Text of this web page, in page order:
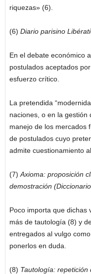
riquezas» (6).
(6) Diario parisino
En el debate económico
postulados aceptados
esfuerzo crítico.
La pretendida
naciones, o en la
manejo de los mercados
de postulados cuyo
admite cuestionamiento
(7) Axioma: proposición
demostración (Diccionario
Poco importa que dichas
más de tautología (8) y
entregados al vulgo
ponerlos en duda.
(8) Tautología: